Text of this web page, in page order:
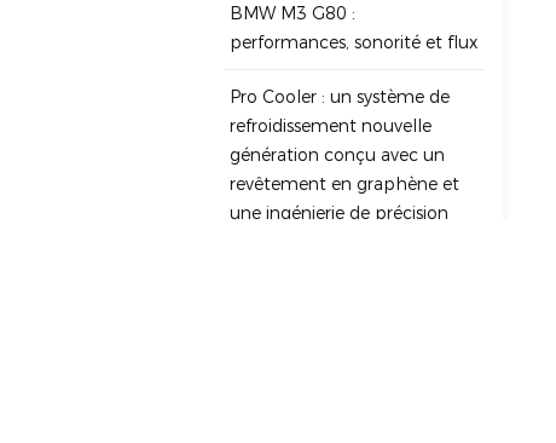
BMW M3 G80 :
performances, sonorité et flux
Pro Cooler : un système de
refroidissement nouvelle
génération conçu avec un
revêtement en graphène et
une ingénierie de précision